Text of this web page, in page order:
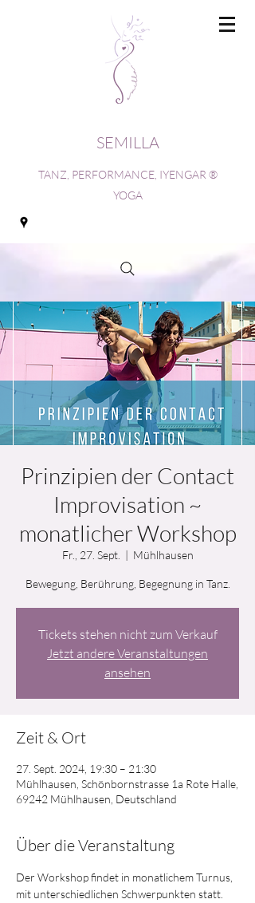
SEMILLA
TANZ, PERFORMANCE, IYENGAR ®
YOGA
Prinzipien der Contact
Improvisation ~
monatlicher Workshop
Fr., 27. Sept.
  |
Mühlhausen
Bewegung, Berührung, Begegnung in Tanz.
Tickets stehen nicht zum Verkauf
Jetzt andere Veranstaltungen
ansehen
Zeit & Ort
27. Sept. 2024, 19:30 – 21:30
Mühlhausen, Schönbornstrasse 1a Rote Halle,
69242 Mühlhausen, Deutschland
Über die Veranstaltung
Der Workshop findet in monatlichem Turnus,
mit unterschiedlichen Schwerpunkten statt.